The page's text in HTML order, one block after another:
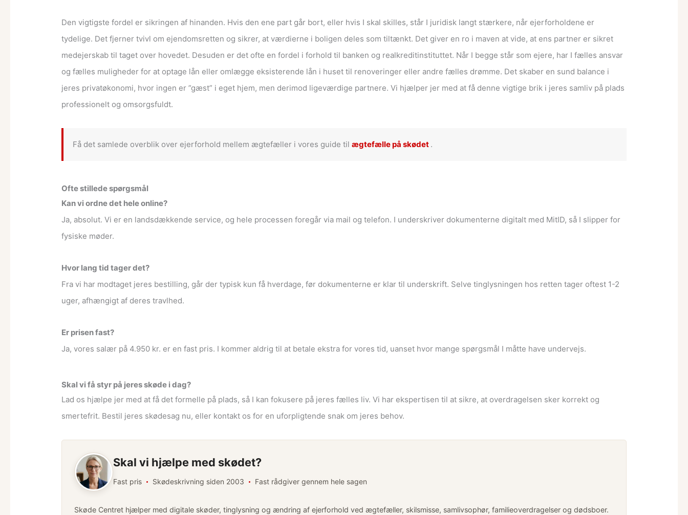
Den vigtigste fordel er sikringen af hinanden. Hvis den ene part går bort, eller hvis I skal skilles, står I juridisk langt stærkere, når ejerforholdene er
tydelige. Det fjerner tvivl om ejendomsretten og sikrer, at værdierne i boligen deles som tiltænkt. Det giver en ro i maven at vide, at ens partner er sikret
medejerskab til taget over hovedet. Desuden er det ofte en fordel i forhold til banken og realkreditinstituttet. Når I begge står som ejere, har I fælles ansvar
og fælles muligheder for at optage lån eller omlægge eksisterende lån i huset til renoveringer eller andre fælles drømme. Det skaber en sund balance i
jeres privatøkonomi, hvor ingen er ”gæst” i eget hjem, men derimod ligeværdige partnere. Vi hjælper jer med at få denne vigtige brik i jeres samliv på plads
professionelt og omsorgsfuldt.
Få det samlede overblik over ejerforhold mellem ægtefæller i vores guide tilægtefælle på skødet .
Ofte stillede spørgsmål
Kan vi ordne det hele online?
Ja, absolut. Vi er en landsdækkende service, og hele processen foregår via mail og telefon. I underskriver dokumenterne digitalt med MitID, så I slipper for
fysiske møder.
Hvor lang tid tager det?
Fra vi har modtaget jeres bestilling, går der typisk kun få hverdage, før dokumenterne er klar til underskrift. Selve tinglysningen hos retten tager oftest 1-2
uger, afhængigt af deres travlhed.
Er prisen fast?
Ja, vores salær på 4.950 kr. er en fast pris. I kommer aldrig til at betale ekstra for vores tid, uanset hvor mange spørgsmål I måtte have undervejs.
Skal vi få styr på jeres skøde i dag?
Lad os hjælpe jer med at få det formelle på plads, så I kan fokusere på jeres fælles liv. Vi har ekspertisen til at sikre, at overdragelsen sker korrekt og
smertefrit. Bestil jeres skødesag nu, eller kontakt os for en uforpligtende snak om jeres behov.
Skal vi hjælpe med skødet?
Fast pris Skødeskrivning siden 2003 Fast rådgiver gennem hele sagen
Skøde Centret hjælper med digitale skøder, tinglysning og ændring af ejerforhold ved ægtefæller, skilsmisse, samlivsophør, familieoverdragelser og dødsboer.